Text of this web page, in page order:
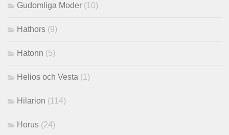
Gudomliga Moder (10)
Hathors (9)
Hatonn (5)
Helios och Vesta (1)
Hilarion (114)
Horus (24)